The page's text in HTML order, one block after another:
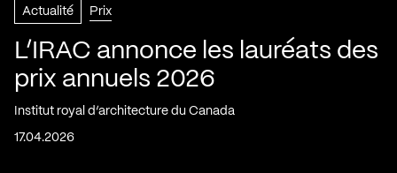
Actualité Prix
L’IRAC annonce les lauréats des
prix annuels 2026
Institut royal d’architecture du Canada
17.04.2026